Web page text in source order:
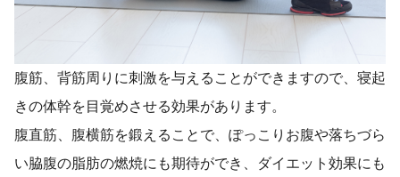
腹筋、背筋周りに刺激を与えることができますので、寝起
きの体幹を目覚めさせる効果があります。
腹直筋、腹横筋を鍛えることで、ぽっこりお腹や落ちづら
い脇腹の脂肪の燃焼にも期待ができ、ダイエット効果にも